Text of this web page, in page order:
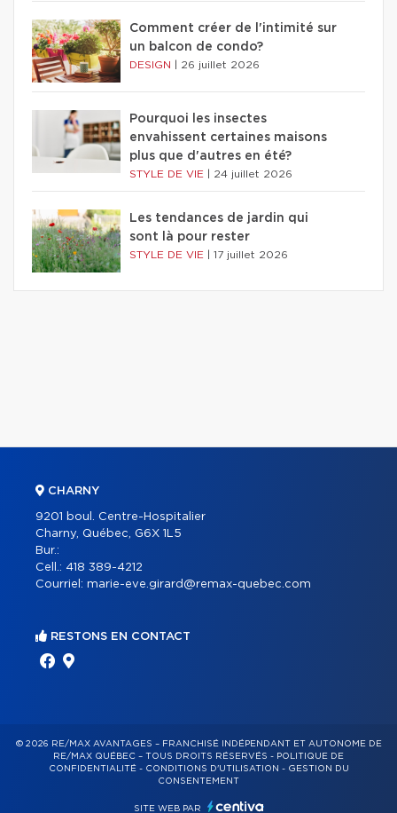
Comment créer de l'intimité sur
un balcon de condo?
DESIGN 26 juillet 2026
Pourquoi les insectes
envahissent certaines maisons
plus que d'autres en été?
STYLE DE VIE 24 juillet 2026
Les tendances de jardin qui
sont là pour rester
STYLE DE VIE 17 juillet 2026
CHARNY
9201 boul. Centre-Hospitalier
Charny, Québec, G6X 1L5
Bur.:
Cell.: 418 389-4212
Courriel: marie-eve.girard@remax-quebec.com
RESTONS EN CONTACT
© 2026 RE/MAX AVANTAGES – FRANCHISÉ INDÉPENDANT ET AUTONOME DE
RE/MAX QUÉBEC – TOUS DROITS RÉSERVÉS - POLITIQUE DE
CONFIDENTIALITÉ- CONDITIONS D'UTILISATION - GESTION DU
CONSENTEMENT
SITE WEB PAR